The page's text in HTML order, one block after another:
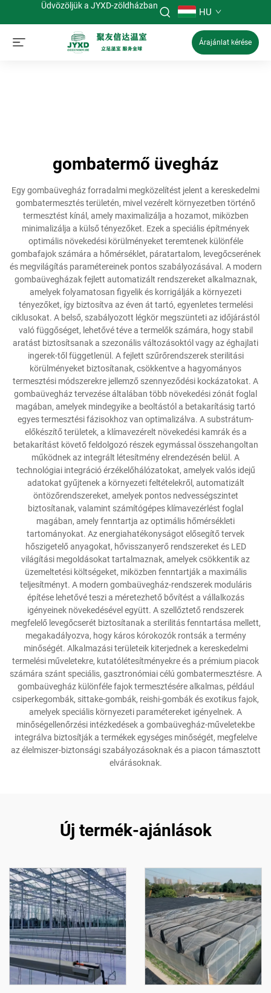
Üdvözöljük a JYXD-zöldházban
HU
Árajánlat kérése
gombatermő üvegház
Egy gombaüvegház forradalmi megközelítést jelent a kereskedelmi
gombatermesztés területén, mivel vezérelt környezetben történő
termesztést kínál, amely maximalizálja a hozamot, miközben
minimalizálja a külső tényezőket. Ezek a speciális építmények
optimális növekedési körülményeket teremtenek különféle
gombafajok számára a hőmérséklet, páratartalom, levegőcserének
és megvilágítás paramétereinek pontos szabályozásával. A modern
gombaüvegházak fejlett automatizált rendszereket alkalmaznak,
amelyek folyamatosan figyelik és korrigálják a környezeti
tényezőket, így biztosítva az éven át tartó, egyenletes termelési
ciklusokat. A belső, szabályozott légkör megszünteti az időjárástól
való függőséget, lehetővé téve a termelők számára, hogy stabil
aratást biztosítsanak a szezonális változásoktól vagy az éghajlati
ingerek-től függetlenül. A fejlett szűrőrendszerek sterilitási
körülményeket biztosítanak, csökkentve a hagyományos
termesztési módszerekre jellemző szennyeződési kockázatokat. A
gombaüvegház tervezése általában több növekedési zónát foglal
magában, amelyek mindegyike a beoltástól a betakarításig tartó
egyes termesztési fázisokhoz van optimalizálva. A substrátum-
előkészítő területek, a klímavezérelt növekedési kamrák és a
betakarítást követő feldolgozó részek egymással összehangoltan
működnek az integrált létesítmény elrendezésén belül. A
technológiai integráció érzékelőhálózatokat, amelyek valós idejű
adatokat gyűjtenek a környezeti feltételekről, automatizált
öntözőrendszereket, amelyek pontos nedvességszintet
biztosítanak, valamint számítógépes klímavezérlést foglal
magában, amely fenntartja az optimális hőmérsékleti
tartományokat. Az energiahatékonyságot elősegítő tervek
hőszigetelő anyagokat, hővisszanyerő rendszereket és LED
világítási megoldásokat tartalmaznak, amelyek csökkentik az
üzemeltetési költségeket, miközben fenntartják a maximális
teljesítményt. A modern gombaüvegház-rendszerek moduláris
építése lehetővé teszi a méretezhető bővítést a vállalkozás
igényeinek növekedésével együtt. A szellőztető rendszerek
megfelelő levegőcserét biztosítanak a sterilitás fenntartása mellett,
megakadályozva, hogy káros kórokozók rontsák a termény
minőségét. Alkalmazási területeik kiterjednek a kereskedelmi
termelési műveletekre, kutatólétesítményekre és a prémium piacok
számára szánt speciális, gasztronómiai célú gombatermesztésre. A
gombaüvegház különféle fajok termesztésére alkalmas, például
csiperkegombák, sittake-gombák, reishi-gombák és exotikus fajok,
amelyek speciális környezeti paramétereket igényelnek. A
minőségellenőrzési intézkedések a gombaüvegház-műveletekbe
integrálva biztosítják a termékek egységes minőségét, megfelelve
az élelmiszer-biztonsági szabályozásoknak és a piacon támasztott
elvárásoknak.
Új termék-ajánlások